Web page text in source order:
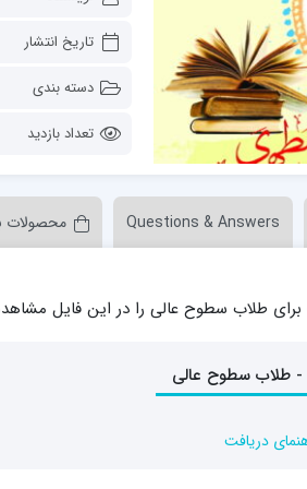
عسکری علیه السلام
فخریه/ راور
پیامبر اعظم/ رودبار جنوب
اهل بیت علیهم‌السلام/ قلعه گنج
ولایت
تاریخ انتشار
دسته بندی
تعداد بازدید
Questions & Answers محصولات
طلاب سطوح عالی را در این فایل
- طلاب سطوح عالی
دریافت